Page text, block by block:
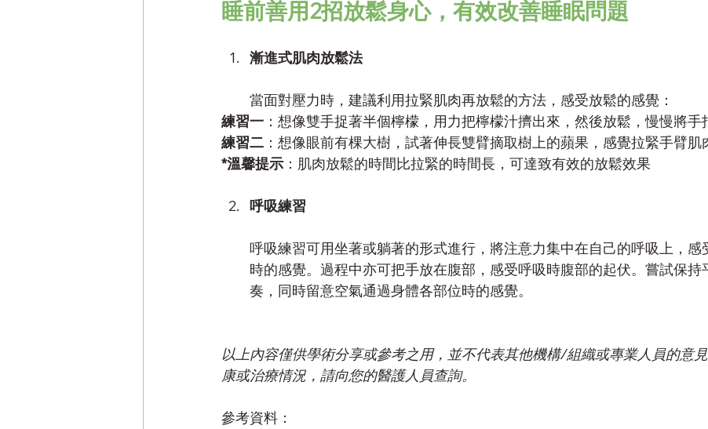
睡前善用2招放鬆身心，有效改善睡眠問題
漸進式肌肉放鬆法
當面對壓力時，建議利用拉緊肌肉再放鬆的方法，感受放鬆的感覺：
練習一 ：想像雙手捉著半個檸檬，用力把檸檬汁擠出來，然後放鬆，慢慢將手
練習二 ：想像眼前有棵大樹，試著伸長雙臂摘取樹上的蘋果，感覺拉緊手臂肌
*溫馨提示 ：肌肉放鬆的時間比拉緊的時間長，可達致有效的放鬆效果
呼吸練習
呼吸練習可用坐著或躺著的形式進行，將注意力集中在自己的呼吸上，感
時的感覺。過程中亦可把手放在腹部，感受呼吸時腹部的起伏。嘗試保持
奏，同時留意空氣通過身體各部位時的感覺。
以上內容僅供學術分享或參考之用，並不代表其他機構/組織或專業人員的意
康或治療情況，請向您的醫護人員查詢。
參考資料：